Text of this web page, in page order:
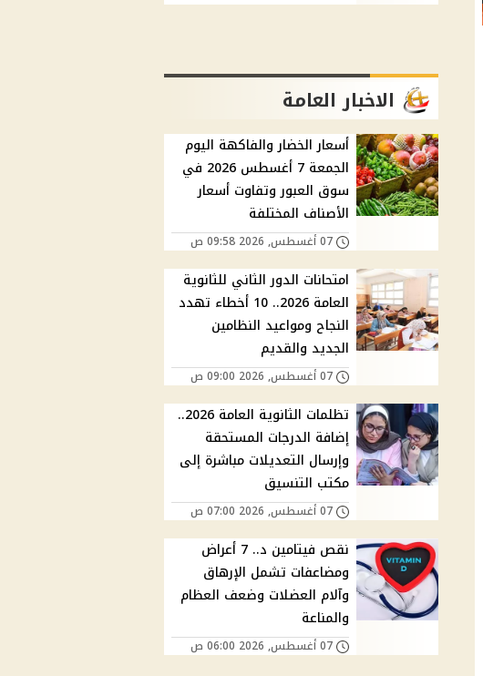
الاخبار العامة
أسعار الخضار والفاكهة اليوم
الجمعة 7 أغسطس 2026 في
سوق العبور وتفاوت أسعار
الأصناف المختلفة
07 أغسطس, 2026 09:58 ص
امتحانات الدور الثاني للثانوية
العامة 2026.. 10 أخطاء تهدد
النجاح ومواعيد النظامين
الجديد والقديم
07 أغسطس, 2026 09:00 ص
تظلمات الثانوية العامة 2026..
إضافة الدرجات المستحقة
وإرسال التعديلات مباشرة إلى
مكتب التنسيق
07 أغسطس, 2026 07:00 ص
نقص فيتامين د.. 7 أعراض
ومضاعفات تشمل الإرهاق
وآلام العضلات وضعف العظام
والمناعة
07 أغسطس, 2026 06:00 ص